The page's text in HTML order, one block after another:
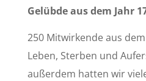
Gelübde aus dem Jahr
250 Mitwirkende aus
Leben, Sterben und
außerdem hatten wir